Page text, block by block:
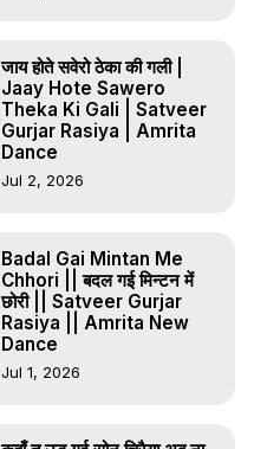
जाय होते सवेरो ठेका की गली |
Jaay Hote Sawero
Theka Ki Gali | Satveer
Gurjar Rasiya | Amrita
Dance
Jul 2, 2026
Badal Gai Mintan Me
Chhori || बदल गई मिन्टन में
छोरी || Satveer Gurjar
Rasiya || Amrita New
Dance
Jul 1, 2026